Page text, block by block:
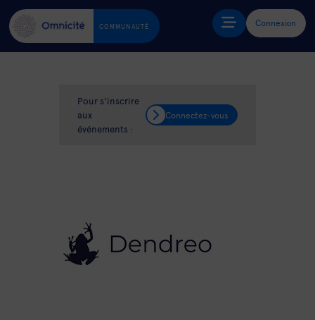
COMMUNAUTÉ Connexion
Pour s'inscrire
aux
événements :
Connectez-vous